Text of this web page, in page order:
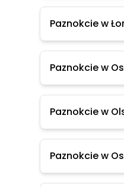
Paznokcie w
Paznokcie w
Paznokcie w
Paznokcie w